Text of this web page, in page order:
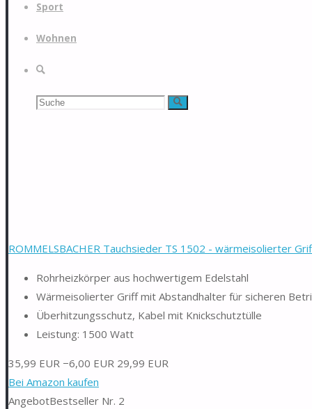
Sport
Wohnen
Suchen Suche
ROMMELSBACHER Tauchsieder TS 1502 - wärmeisolierter
Rohrheizkörper aus hochwertigem Edelstahl
Wärmeisolierter Griff mit Abstandhalter für sicheren
Überhitzungsschutz, Kabel mit Knickschutztülle
Leistung: 1500 Watt
35,99 EUR −6,00 EUR 29,99 EUR
Bei Amazon kaufen
AngebotBestseller Nr. 2